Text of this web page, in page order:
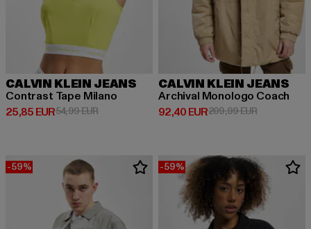
CALVIN KLEIN JEANS
Contrast Tape Milano
25,85 EUR
Derzeitiger Preis: 25,85 EUR
54,99 EURAktionspreis: 54,99 EUR
CALVIN KLEIN JEANS
Archival Monologo Coach
92,40 EUR
Derzeitiger Preis: 92,40 EUR
209,99 EUR
-59% -59%